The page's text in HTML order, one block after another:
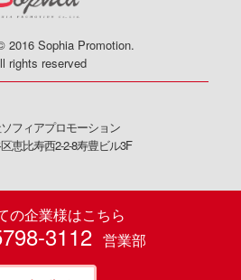
2016 Sophia Promotion.
rights reserved
フィアプロモーション
恵比寿西2-2-8寿豊ビル3F
の企業様はこちら
3112 営業部